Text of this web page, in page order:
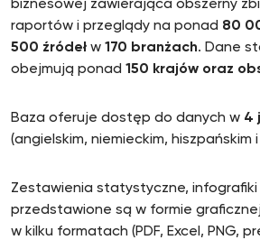
biznesowej zawierająca obszerny
raportów i przeglądy na ponad 80
500 źródeł w 170 branżach. Dane
obejmują ponad 150 krajów oraz
Baza oferuje dostęp do danych w 4
(angielskim, niemieckim, hiszpańskim
Zestawienia statystyczne,
przedstawione są w formie
w kilku formatach (PDF, Excel, PNG,